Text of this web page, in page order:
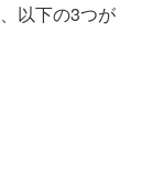
以下の3つが